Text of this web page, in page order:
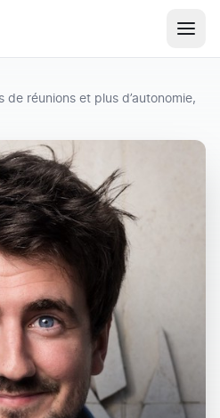
de réunions et plus d’autonomie,